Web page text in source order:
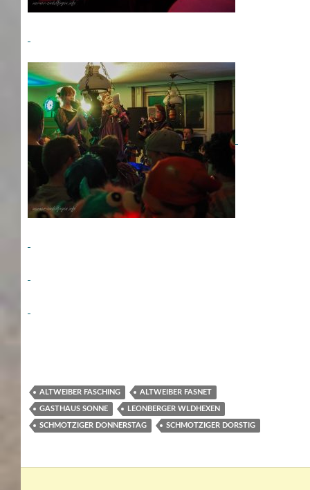
ALTWEIBER FASCHING ALTWEIBER FASNET
GASTHAUS SONNE LEONBERGER WLDHEXEN
SCHMOTZIGER DONNERSTAG SCHMOTZIGER DORSTIG